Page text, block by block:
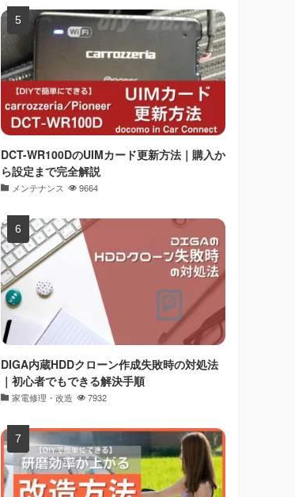
DCT-WR100DのUIMカード更新方法｜購入か
ら設定まで完全解説
メンテナンス 9664
DIGA内蔵HDDクローン作成失敗時の対処法
｜初心者でもできる解決手順
家電修理・改造 7932